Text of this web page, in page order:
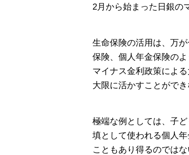
2月から始まった日銀の
生命保険の活用は、万
保険、個人年金保険の
マイナス金利政策によ
大限に活かすことがで
極端な例としては、子
填として使われる個人
こともあり得るのでは